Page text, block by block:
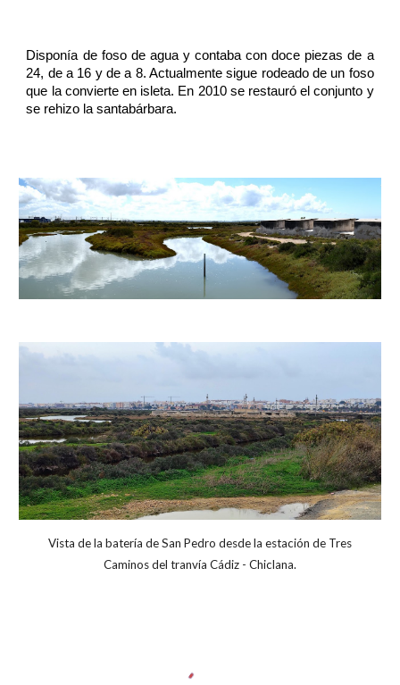
Disponía de foso de agua y contaba con doce piezas de a
24, de a 16 y de a 8. Actualmente sigue rodeado de un foso
que la convierte en isleta. En 2010 se restauró el conjunto y
se rehizo la santabárbara.
Vista de la batería de San Pedro desde la estación de Tres
Caminos del tranvía Cádiz - Chiclana.